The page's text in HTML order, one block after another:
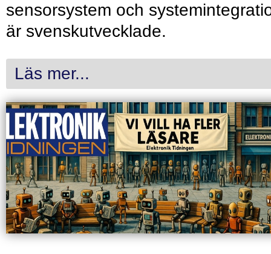
sensorsystem och
är svenskutvecklade.
Läs mer...